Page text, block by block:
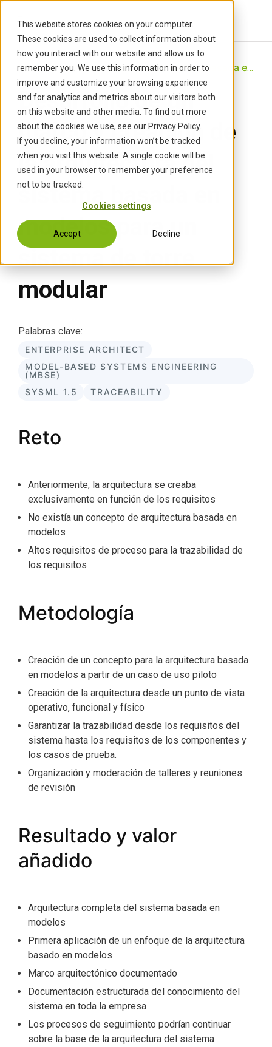
This website stores cookies on your computer.
These cookies are used to collect information about
how you interact with our website and allow us to
remember you. We use this information in order to
improve and customize your browsing experience
and for analytics and metrics about our visitors both
on this website and other media. To find out more
about the cookies we use, see our Privacy Policy.
If you decline, your information won’t be tracked
when you visit this website. A single cookie will be
used in your browser to remember your preference
not to be tracked.
Cookies settings
Accept Decline
Inicio›Proyectos› Marco y arquitectura basada en modelos para un sistema modular de torres
Desarrollo de un
marco y creación de
la arquitectura del
sistema basada en
modelos para un
sistema de torre
modular
Palabras clave:
ENTERPRISE ARCHITECT
MODEL-BASED SYSTEMS ENGINEERING
(MBSE)
SYSML 1.5
TRACEABILITY
Reto
Anteriormente, la arquitectura se creaba
exclusivamente en función de los requisitos
No existía un concepto de arquitectura basada en
modelos
Altos requisitos de proceso para la trazabilidad de
los requisitos
Metodología
Creación de un concepto para la arquitectura basada
en modelos a partir de un caso de uso piloto
Creación de la arquitectura desde un punto de vista
operativo, funcional y físico
Garantizar la trazabilidad desde los requisitos del
sistema hasta los requisitos de los componentes y
los casos de prueba.
Organización y moderación de talleres y reuniones
de revisión
Resultado y valor
añadido
Arquitectura completa del sistema basada en
modelos
Primera aplicación de un enfoque de la arquitectura
basado en modelos
Marco arquitectónico documentado
Documentación estructurada del conocimiento del
sistema en toda la empresa
Los procesos de seguimiento podrían continuar
sobre la base de la arquitectura del sistema